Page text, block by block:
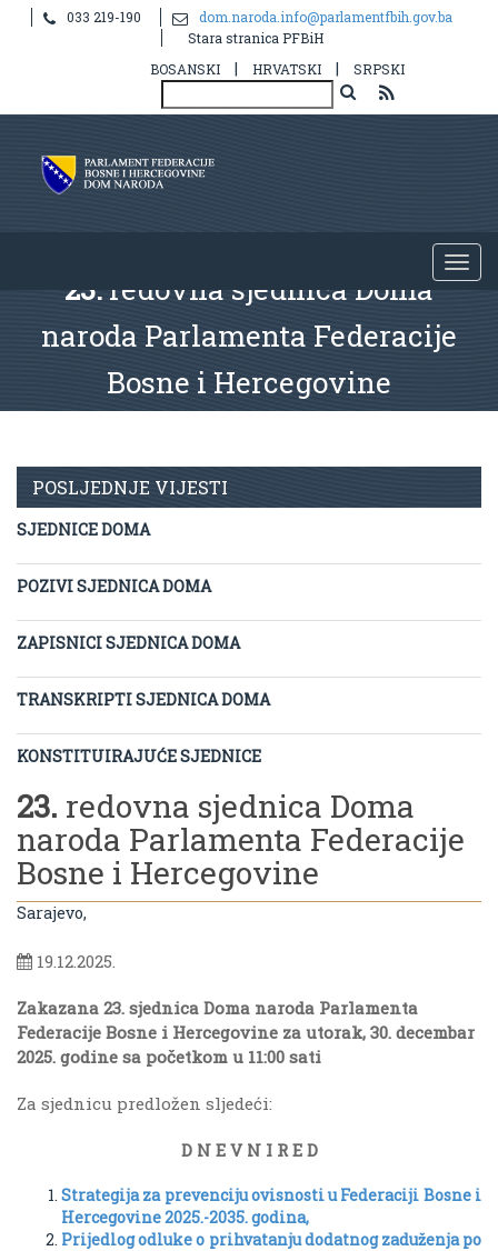
033 219-190
dom.naroda.info@parlamentfbih.gov.ba
Stara stranica PFBiH
BOSANSKI
| HRVATSKI | SRPSKI
23.redovna sjednica Doma
naroda Parlamenta Federacije
Bosne i Hercegovine
POSLJEDNJE VIJESTI
SJEDNICE DOMA
POZIVI SJEDNICA DOMA
ZAPISNICI SJEDNICA DOMA
TRANSKRIPTI SJEDNICA DOMA
KONSTITUIRAJUĆE SJEDNICE
23. redovna sjednica Doma
naroda Parlamenta Federacije
Bosne i Hercegovine
Sarajevo,
19.12.2025.
Zakazana 23. sjednica Doma naroda Parlamenta
Federacije Bosne i Hercegovine za utorak, 30. decembar
2025. godine sa početkom u 11:00 sati
Za sjednicu predložen sljedeći:
D N E V N I R E D
Strategija za prevenciju ovisnosti u Federaciji Bosne i
Hercegovine 2025.-2035. godina,
Prijedlog odluke o prihvatanju dodatnog zaduženja po